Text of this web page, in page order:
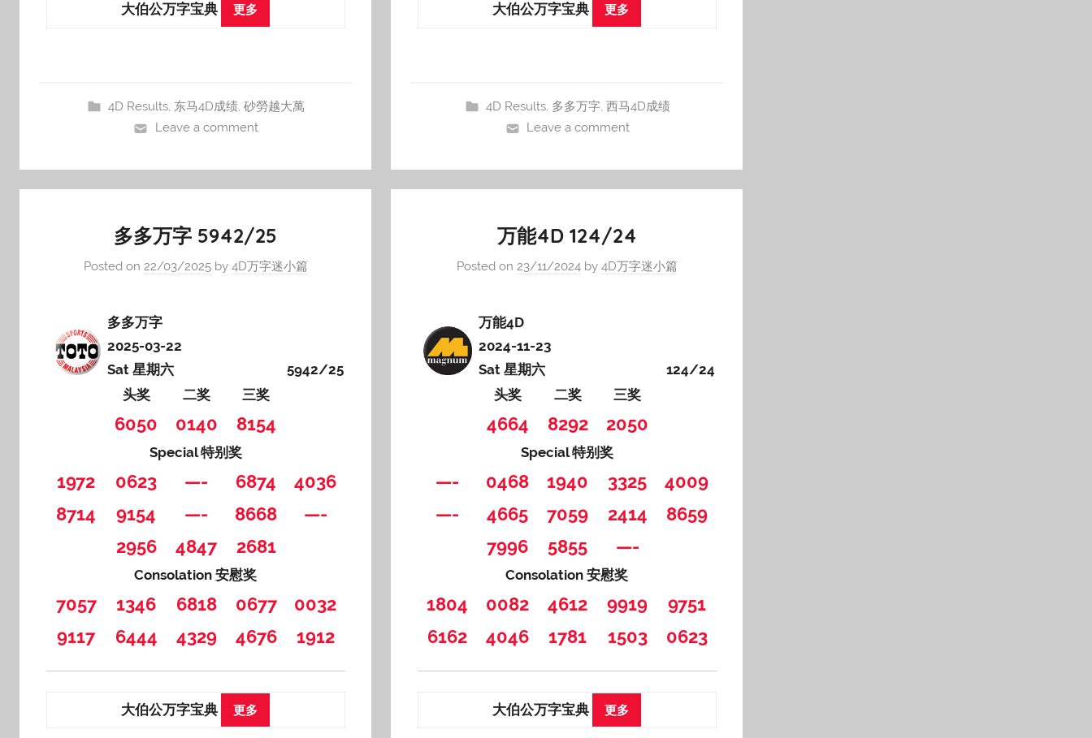
大伯公万字宝典 更多
4D Results, 东马4D成绩,砂勞越大萬
Leave a comment
大伯公万字宝典 更多
4D Results, 多多万字,西马4D成绩
Leave a comment
多多万字 5942/25
Posted on 22/03/2025by 4D万字迷小篇
多多万字
2025-03-22
Sat 星期六
5942/25
头奖
二奖 三奖
6050 0140 8154
Special 特别奖
1972 0623 —- 6874
4036
8714
9154 —- 8668
—-
2956
4847 2681
Consolation 安慰奖
7057 1346 6818 0677
0032
9117
6444 4329 4676 1912
大伯公万字宝典 更多
万能4D 124/24
Posted on 23/11/2024by 4D万字迷小篇
万能4D
2024-11-23
Sat 星期六
124/24
头奖
二奖 三奖
4664 8292 2050
Special 特别奖
—- 0468 1940 3325
4009
—-
4665 7059 2414
8659
7996
5855 —-
Consolation 安慰奖
1804 0082 4612 9919
9751
6162
4046 1781 1503 0623
大伯公万字宝典 更多